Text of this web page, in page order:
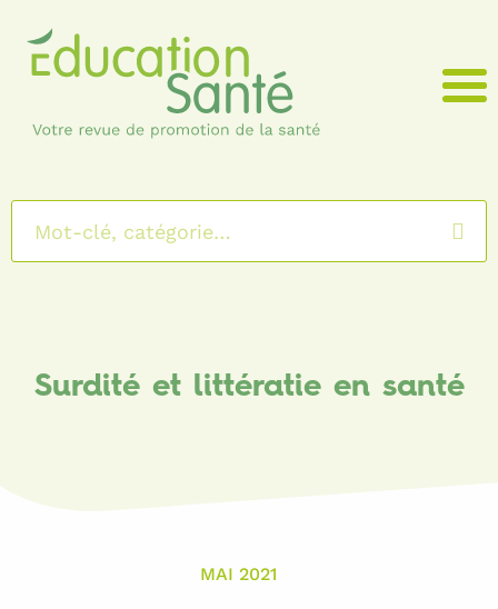
Menu
Surdité et littératie en santé
MAI 2021